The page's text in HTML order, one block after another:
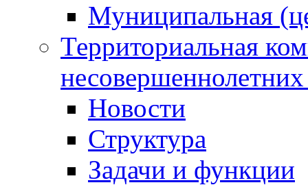
Муниципальная
Территориальная
Новости
Структура
Задачи и функции